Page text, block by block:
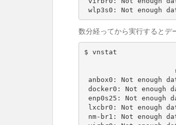
wlp3s0: Not enough
数分経ってから実行するとデ
$ vnstat